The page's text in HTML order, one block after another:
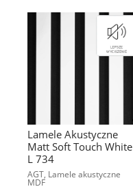
Lamele Akustyczne
Matt Soft Touch White
L 734
AGT, Lamele akustyczne
MDF